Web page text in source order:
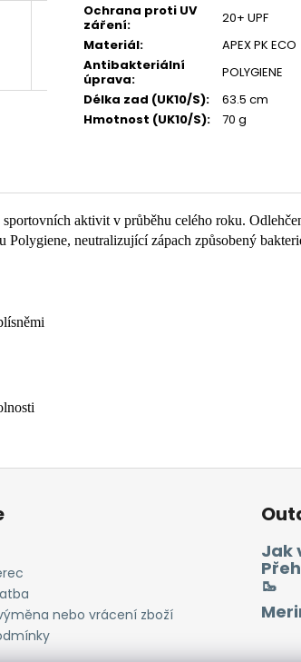
Ochrana proti UV
záření:
20+ UPF
Materiál:
APEX PK ECO
Antibakteriální
úprava:
POLYGIENE
Délka zad (UK10/S):
63.5 cm
Hmotnost (UK10/S): 70 g
aktivit v průběhu celého roku.
neutralizující zápach způsobený
nebo vrácení zboží
Jak
🥾